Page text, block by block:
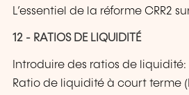
L’essentiel de la réforme CRR2
12 - RATIOS DE LIQUIDITÉ
Introduire des ratios de liquidité:
Ratio de liquidité à court terme